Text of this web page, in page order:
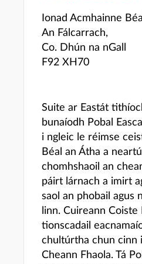
Ionad Acmhainne
An Fálcarrach,
Co. Dhún na nGall
F92 XH70
Suite ar Eastát
bunaíodh Pobal
i ngleic le réimse
Béal an Átha a
chomhshaoil an
páirt lárnach a imirt
saol an phobail agus
linn. Cuireann Coiste
tionscadail
chultúrtha chun cinn
Cheann Fhaola. Tá